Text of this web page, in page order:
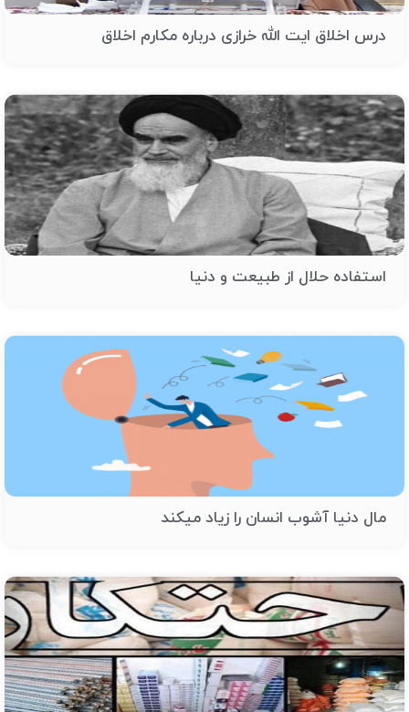
درس اخلاق ایت الله خرازی درباره مکارم اخلاق
استفاده حلال از طبیعت و دنیا
مال دنیا آشوب انسان را زیاد میکند